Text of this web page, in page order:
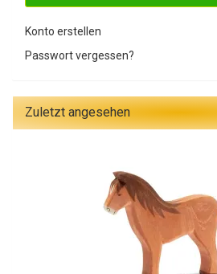
Konto erstellen
Passwort vergessen?
Zuletzt angesehen